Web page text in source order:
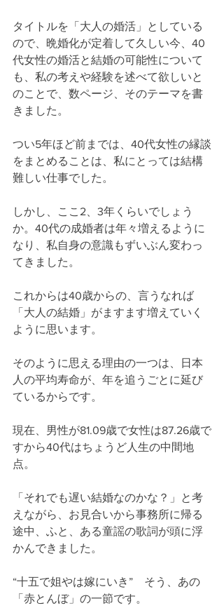
タイトルを「大人の婚活」としている
ので、晩婚化が定着して久しい今、40
代女性の婚活と結婚の可能性について
も、私の考えや経験を述べて欲しいと
のことで、数ページ、そのテーマを書
きました。
つい5年ほど前までは、40代女性の縁談
をまとめることは、私にとっては結構
難しい仕事でした。
しかし、ここ2、3年くらいでしょう
か。40代の成婚者は年々増えるように
なり、私自身の意識もずいぶん変わっ
てきました。
これからは40歳からの、言うなれば
「大人の結婚」がますます増えていく
ように思います。
そのように思える理由の一つは、日本
人の平均寿命が、年を追うごとに延び
ているからです。
現在、男性が81.09歳で女性は87.26歳で
すから40代はちょうど人生の中間地
点。
「それでも遅い結婚なのかな？」と考
えながら、お見合いから事務所に帰る
途中、ふと、ある童謡の歌詞が頭に浮
かんできました。
“十五で姐やは嫁にいき”　そう、あの
「赤とんぼ」の一節です。